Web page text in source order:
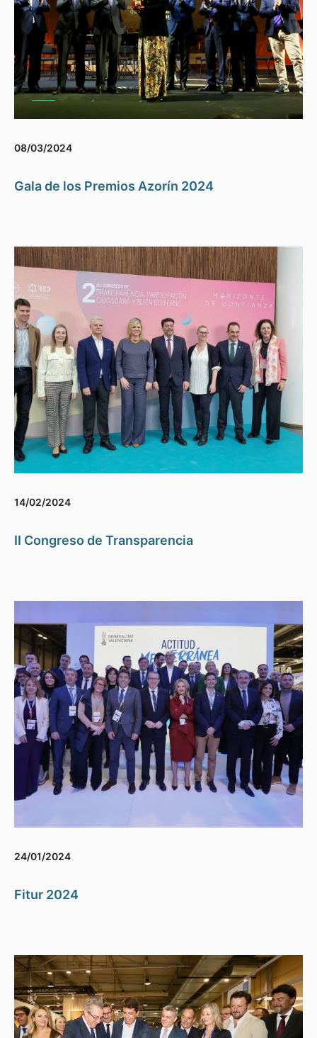
08/03/2024
Gala de los Premios Azorín 2024
14/02/2024
II Congreso de Transparencia
24/01/2024
Fitur 2024